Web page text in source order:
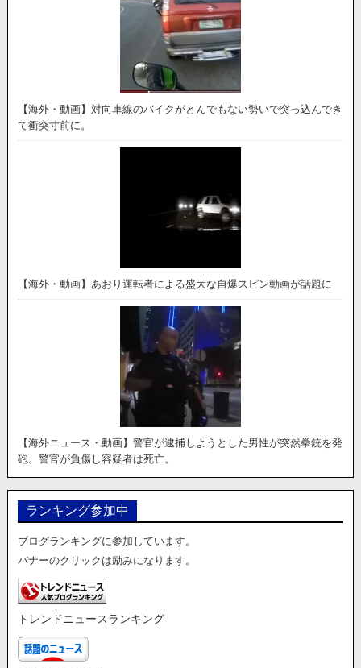
【海外・動画】対向車線のバイクがとんでもない勢いで突っ込んでき
て衝突寸前に。
【海外・動画】あおり運転者による盛大な自爆スピン動画が話題に
【海外ニュース・動画】警官が逮捕しようとした男性が突然拳銃を発
砲。警官が負傷し容疑者は死亡。
ランキング参加中
ブログランキングに参加しています。
バナーのクリックは励みになります。
トレンドニュースランキング